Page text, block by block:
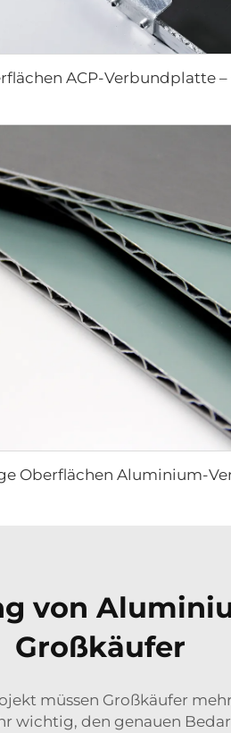
von
Großkäufer
müssen Großkäufer
wichtig, den genauen